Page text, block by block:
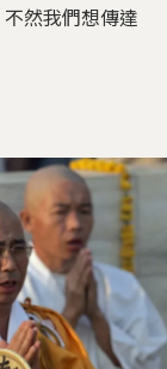
然我們想傳達